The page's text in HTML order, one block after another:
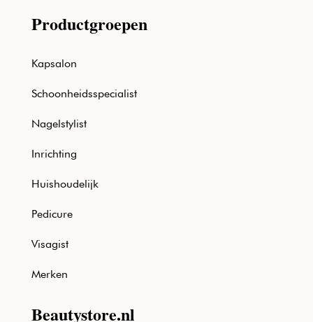
Productgroepen
Kapsalon
Schoonheidsspecialist
Nagelstylist
Inrichting
Huishoudelijk
Pedicure
Visagist
Merken
Beautystore.nl